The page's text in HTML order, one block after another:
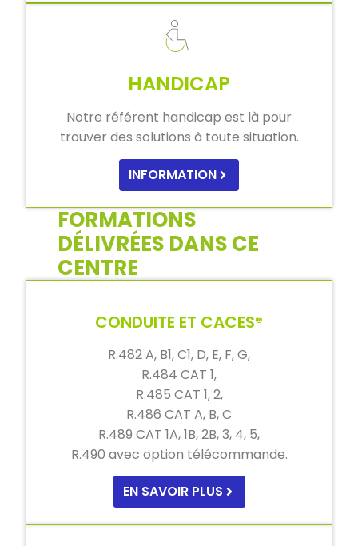
HANDICAP
Notre référent handicap est là pour
trouver des solutions à toute situation.
INFORMATION
FORMATIONS
DÉLIVRÉES DANS CE
CENTRE
CONDUITE ET CACES®
R.482 A, B1, C1, D, E, F, G,
R.484 CAT 1,
R.485 CAT 1, 2,
R.486 CAT A, B, C
R.489 CAT 1A, 1B, 2B, 3, 4, 5,
R.490 avec option télécommande.
EN SAVOIR PLUS